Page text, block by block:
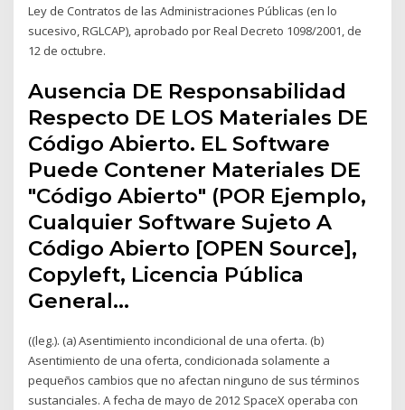
Ley de Contratos de las Administraciones Públicas (en lo
sucesivo, RGLCAP), aprobado por Real Decreto 1098/2001, de
12 de octubre.
Ausencia DE Responsabilidad
Respecto DE LOS Materiales DE
Código Abierto. EL Software
Puede Contener Materiales DE
"Código Abierto" (POR Ejemplo,
Cualquier Software Sujeto A
Código Abierto [OPEN Source],
Copyleft, Licencia Pública
General…
((leg.). (a) Asentimiento incondicional de una oferta. (b)
Asentimiento de una oferta, condicionada solamente a
pequeños cambios que no afectan ninguno de sus términos
sustanciales. A fecha de mayo de 2012 SpaceX operaba con